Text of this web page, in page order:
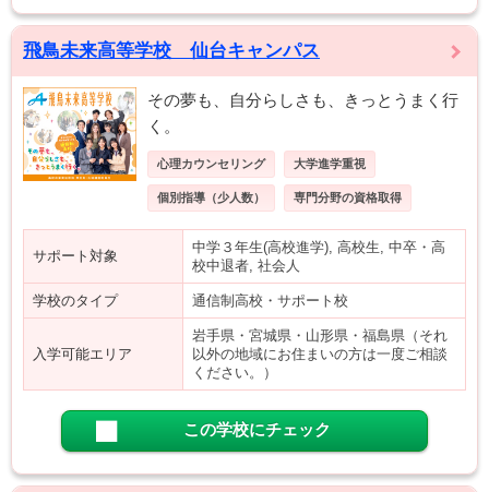
飛鳥未来高等学校 仙台キャンパス
その夢も、自分らしさも、きっとうまく行
く。
心理カウンセリング 大学進学重視
個別指導（少人数） 専門分野の資格取得
サポート対象
中学３年生(高校進学), 高校生, 中卒・高
校中退者, 社会人
学校のタイプ 通信制高校・サポート校
入学可能エリア
岩手県・宮城県・山形県・福島県（それ
以外の地域にお住まいの方は一度ご相談
ください。）
この学校にチェック